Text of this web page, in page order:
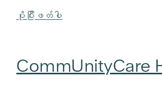
ပိုပြီးဖတ်ပါ
CommUnityCare